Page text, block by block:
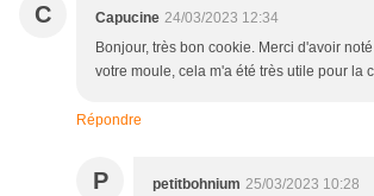
C Capucine 24/03/2023 12:34
Bonjour, très bon cookie. Merci d'avoir
votre moule, cela m'a été très utile pour la
Répondre
P petitbohnium 25/03/2023 10:28